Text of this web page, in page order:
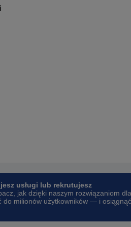
usługi lub rekrutujesz
jak dzięki naszym rozwiązaniom dla
do milionów użytkowników — i osiągnąć